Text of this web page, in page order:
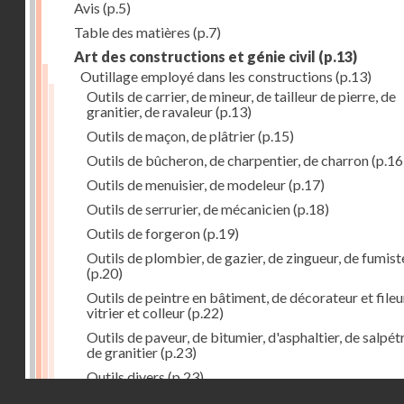
Avis (p.5)
Table des matières (p.7)
Art des constructions et génie civil (p.13)
Outillage employé dans les constructions (p.13)
Outils de carrier, de mineur, de tailleur de pierre, de
granitier, de ravaleur(p.13)
Outils de maçon, de plâtrier(p.15)
Outils de bûcheron, de charpentier, de charron
Outils de menuisier, de modeleur(p.17)
Outils de serrurier, de mécanicien(p.18)
Outils de forgeron(p.19)
Outils de plombier, de gazier, de zingueur, de
(p.20)
Outils de peintre en bâtiment, de décorateur et
vitrier et colleur(p.22)
Outils de paveur, de bitumier, d'asphaltier, de
de granitier(p.23)
Outils divers(p.23)